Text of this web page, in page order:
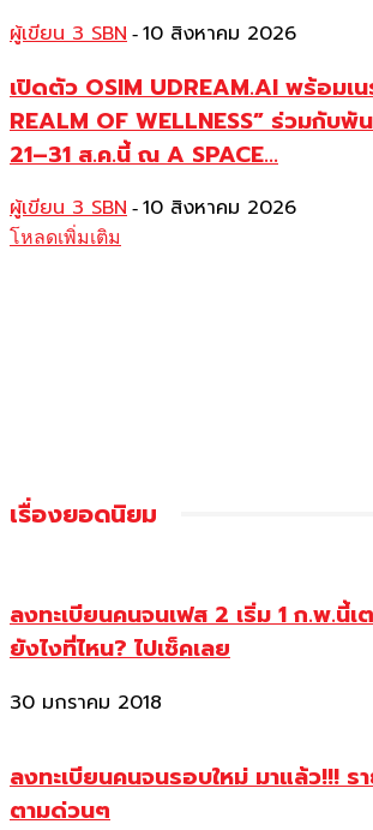
ผู้เขียน 3 SBN - 10 สิงหาคม 2026
เปิดตัว OSIM UDREAM.AI พร้อมเ
REALM OF WELLNESS” ร่วมกับ
21–31 ส.ค.นี้ ณ A SPACE...
ผู้เขียน 3 SBN - 10 สิงหาคม 2026
โหลดเพิ่มเติม
เรื่องยอดนิยม
ลงทะเบียนคนจนเฟส 2 เริ่ม 1 ก.พ.นี้เ
ยังไงที่ไหน? ไปเช็คเลย
30 มกราคม 2018
ลงทะเบียนคนจนรอบใหม่ มาแล้ว!!! ร
ตามด่วนๆ